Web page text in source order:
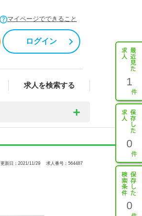
マイページでできること
ログイン
求人を検索する 1
0
0
更新日：2021/11/29 求人番号：564487